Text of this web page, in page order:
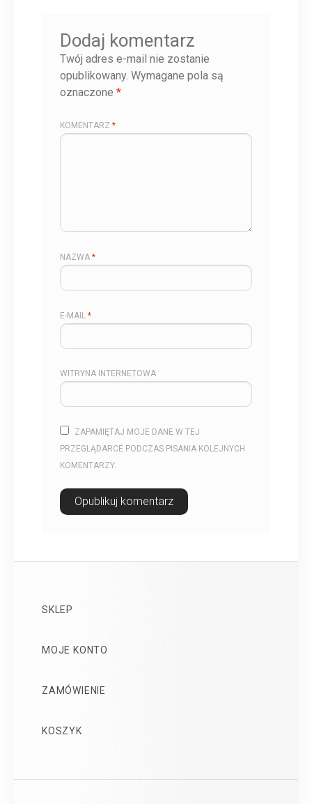
SKLEP
MOJE KONTO
ZAMÓWIENIE
KOSZYK
Dodaj komentarz
Twój adres e-mail nie zostanie
opublikowany. Wymagane pola są
oznaczone *
KOMENTARZ *
NAZWA *
E-MAIL *
WITRYNA INTERNETOWA
ZAPAMIĘTAJ MOJE DANE W TEJ
PRZEGLĄDARCE PODCZAS PISANIA KOLEJNYCH
KOMENTARZY.